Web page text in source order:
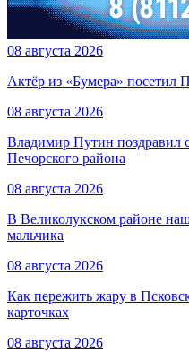
08 августа 2026
Актёр из «Бумера» посетил
08 августа 2026
Владимир Путин поздравил
Печорского района
08 августа 2026
В Великолукском районе
мальчика
08 августа 2026
Как пережить жару в
карточках
08 августа 2026